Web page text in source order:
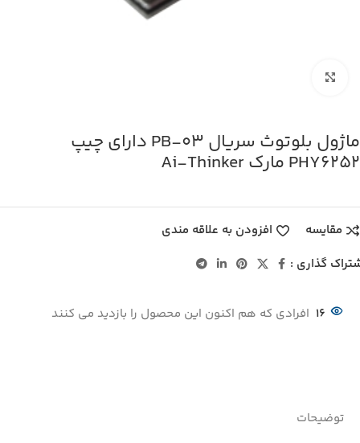
ماژول بلوتوث سریال PB‑03 دارای چیپ
PHY6252 مارک Ai‑Thinker
مقایسه
افزودن به علاقه مندی
گذاری :
16 افرادی که هم اکنون این محصول را بازدید می کنند
توضیحات